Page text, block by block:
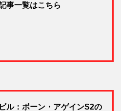
事一覧はこちら
ル：ボーン・アゲインS2の